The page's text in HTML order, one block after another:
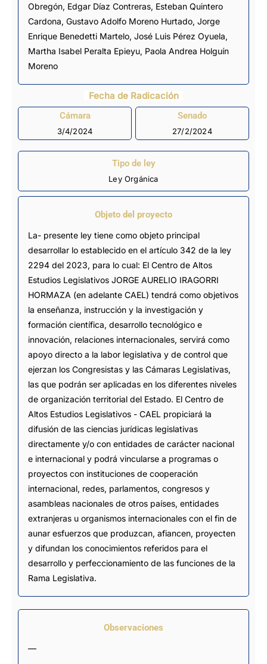
Obregón, Edgar Díaz Contreras, Esteban Quintero
Cardona, Gustavo Adolfo Moreno Hurtado, Jorge
Enrique Benedetti Martelo, José Luis Pérez Oyuela,
Martha Isabel Peralta Epieyu, Paola Andrea Holguín
Moreno
Fecha de Radicación
Cámara
3/4/2024
Senado
27/2/2024
Tipo de ley
Ley Orgánica
Objeto del proyecto
La- presente ley tiene como objeto principal
desarrollar lo establecido en el artículo 342 de la ley
2294 del 2023, para lo cual: El Centro de Altos
Estudios Legislativos JORGE AURELIO IRAGORRI
HORMAZA (en adelante CAEL) tendrá como objetivos
la enseñanza, instrucción y la investigación y
formación científica, desarrollo tecnológico e
innovación, relaciones internacionales, servirá como
apoyo directo a la labor legislativa y de control que
ejerzan los Congresistas y las Cámaras Legislativas,
las que podrán ser aplicadas en los diferentes niveles
de organización territorial del Estado. El Centro de
Altos Estudios Legislativos - CAEL propiciará la
difusión de las ciencias jurídicas legislativas
directamente y/o con entidades de carácter nacional
e internacional y podrá vincularse a programas o
proyectos con instituciones de cooperación
internacional, redes, parlamentos, congresos y
asambleas nacionales de otros países, entidades
extranjeras u organismos internacionales con el fin de
aunar esfuerzos que produzcan, afiancen, proyecten
y difundan los conocimientos referidos para el
desarrollo y perfeccionamiento de las funciones de la
Rama Legislativa.
Observaciones
—